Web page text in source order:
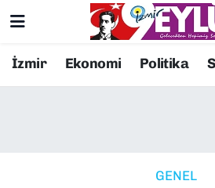
İzmir Ekonomi Politika
GENEL
Resmi İlanlar
Konak Nöbetçi Eczaneler
Süper Lig Puan Durumu